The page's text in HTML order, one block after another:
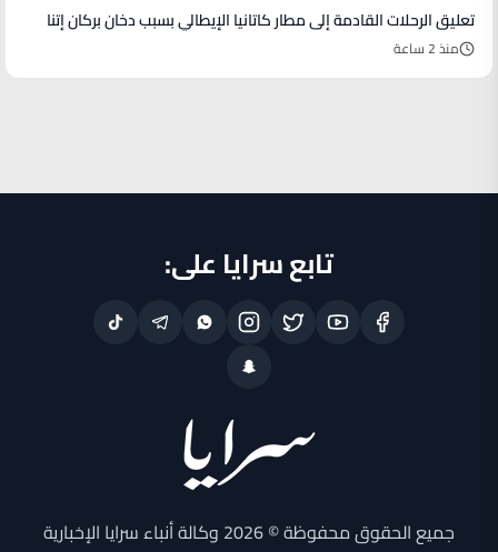
تعليق الرحلات القادمة إلى مطار كاتانيا الإيطالي بسبب دخان بركان إتنا
منذ 2 ساعة
تابع سرايا على:
جميع الحقوق محفوظة © 2026 وكالة أنباء سرايا الإخبارية